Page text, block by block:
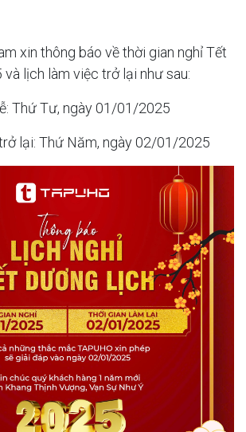
xin thông báo về thời gian nghỉ Tết
lịch làm việc trở lại như sau:
Thứ Tư, ngày 01/01/2025
lại: Thứ Năm, ngày 02/01/2025